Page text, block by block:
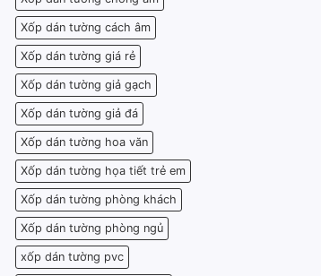
Xốp dán tường cách âm
Xốp dán tường giá rẻ
Xốp dán tường giả gạch
Xốp dán tường giả đá
Xốp dán tường hoa văn
Xốp dán tường họa tiết trẻ em
Xốp dán tường phòng khách
Xốp dán tường phòng ngủ
xốp dán tường pvc